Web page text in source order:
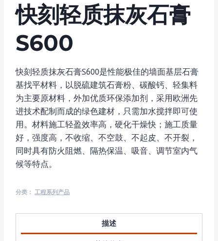
快刻轻质抹灰石膏
S600
快刻轻质抹灰石膏S600是性能极佳的墙面基层石膏
基找平材料，以脱硫建筑石膏粉、碳酸钙、轻集料
为主要原材料，外加优质环保添加剂，采用欧洲先
进技术配制而成的绿色建材，只需加水搅拌即可使
用。材料施工轻盈效率高，硬化干燥快；施工质量
好，强度高，不收缩、不空鼓、不起皮、不开裂，
同时具有防火阻燃、隔热保温、吸音、调节室内气
候等特点。
分类： 工程系列产品
描述